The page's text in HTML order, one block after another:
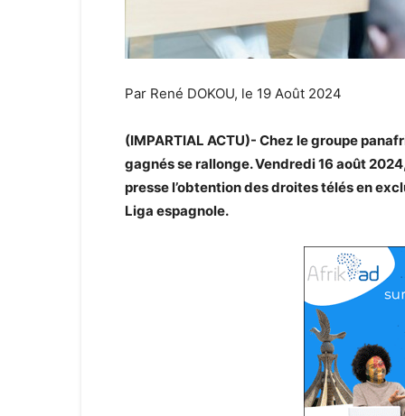
Par René DOKOU, le 19 Août 2024
(IMPARTIAL ACTU)- Chez le groupe
gagnés se rallonge. Vendredi 16 août
presse l’obtention des droites télés en
Liga espagnole.